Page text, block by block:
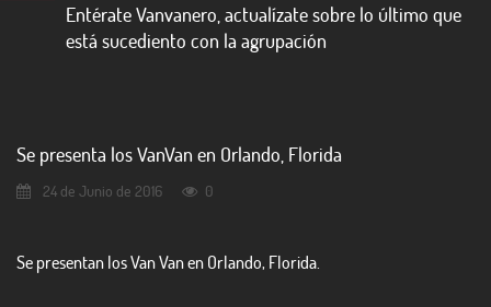
Entérate Vanvanero, actualízate sobre lo último que
está sucediento con la agrupación
Se presenta los VanVan en Orlando, Florida
24 de Junio de 2016 0
Se presentan los Van Van en Orlando, Florida.